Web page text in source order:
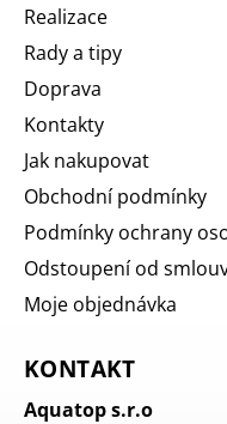
Realizace
Rady a tipy
Doprava
Kontakty
Jak nakupovat
Obchodní podmínky
Podmínky ochrany
Odstoupení od
Moje objednávka
KONTAKT
Aquatop s.r.o